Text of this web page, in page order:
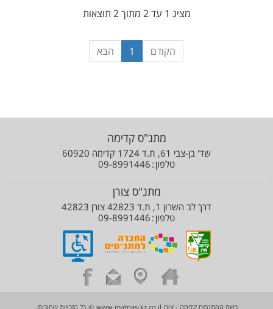
מציג 1 עד 2 מתוך 2 תוצאות
הקודם 1 הבא
מתנ"ס קדימה
שד' בן-צבי 61, ת.ד 1724 קדימה 60920
טלפון
09-8991446
מתנ"ס צורן
דרך לב השרון 1, ת.ד 42823 צורן 42823
טלפון
09-8991446
רשת המתנסים קדימה - צורן www.matnas-kz.co.il
© כל הזכויות שמורות